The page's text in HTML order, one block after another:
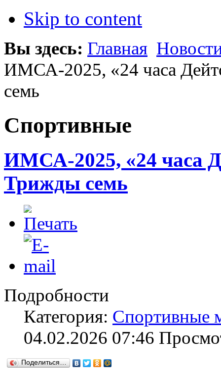
Skip to content
Вы здесь: Главная
ИМСА-2025, «24 часа
семь
Спортивные
ИМСА-2025, «24 часа
Трижды семь
Подробности
Категория: Спортивные
04.02.2026 07:46
Поделиться…